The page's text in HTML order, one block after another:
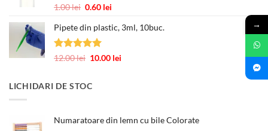
245.00 lei
Evaluat la
1.00lei Prețul
a
fost:
0.60 lei
este:
Pipete din plastic, 3ml, 10buc.
Evaluat la
12.00lei Prețul
fost:
10.00 lei
LICHIDARI DE STOC
Numaratoare din lemn cu bile Colorate
→